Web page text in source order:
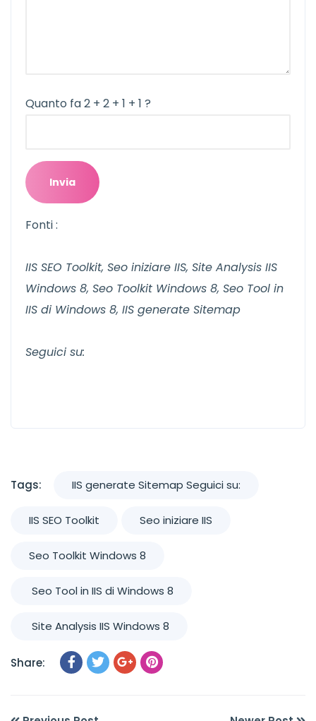
Quanto fa 2 + 2 + 1 + 1 ?
Fonti :
IIS SEO Toolkit, Seo iniziare IIS, Site Analysis IIS
Windows 8, Seo Toolkit Windows 8, Seo Tool in
IIS di Windows 8, IIS generate Sitemap
Seguici su:
Tags: IIS generate Sitemap Seguici su:
IIS SEO Toolkit Seo iniziare IIS
Seo Toolkit Windows 8
Seo Tool in IIS di Windows 8
Site Analysis IIS Windows 8
Share: